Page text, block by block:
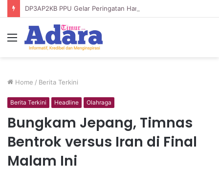
Menu
Home / Berita Terkini
Berita Terkini Headline Olahraga
Bungkam Jepang, Timnas
Bentrok versus Iran di Final
Malam Ini